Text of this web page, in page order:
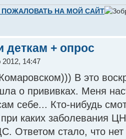
НА МОЙ САЙТ
деткам + опрос
2012, 14:47
В это
о прививках. Меня
себе... Кто-нибудь
каких заболевания
Ответом стало, что нет